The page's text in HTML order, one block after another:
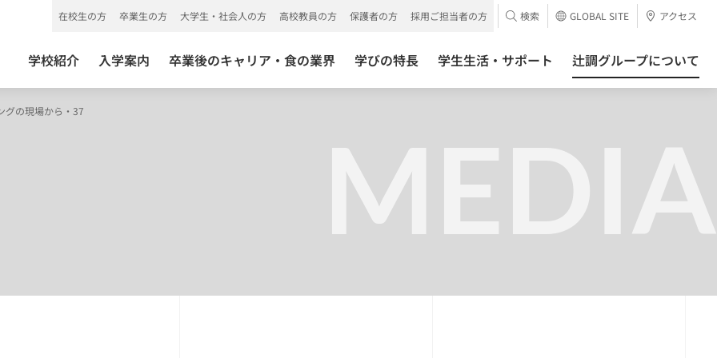
学校紹介 入学案内 卒業後のキャリア・食の業界 学びの特長 学生生活・サポート 辻調グループについて
在校生の方 卒業生の方 大学生・社会人の方 高校教員の方 保護者の方 採用ご担当者の方 検索 GLOBAL SITE アクセス
MEDIA
グの現場から・37